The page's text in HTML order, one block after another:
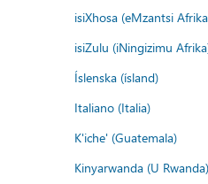
isiXhosa (eMzantsi
isiZulu (iNingizimu
Íslenska (ísland)
Italiano (Italia)
K'iche' (Guatemala)
Kinyarwanda (U Rwanda)